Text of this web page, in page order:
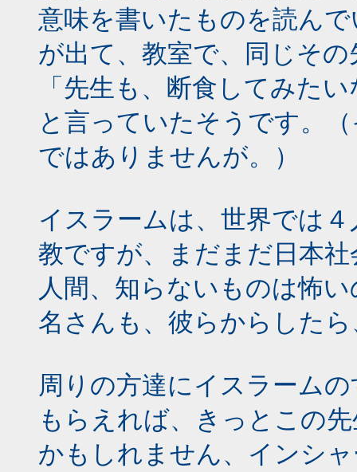
意味を書いたものを読ん
が出て、教室で、同じそ
「先生も、断食してみた
と言っていたそうです。
ではありませんが。）
イスラームは、世界では
教ですが、まだまだ日本
人間、知らないものは怖
名さんも、彼らからした
周りの方達にイスラーム
もらえれば、きっとこの
かもしれません、インシ